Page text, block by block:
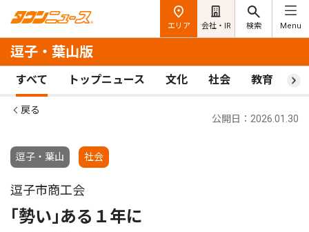
エリア 会社・IR 検索 Menu
逗子・葉山版
すべて トップニュース 文化 社会 教育 ス
戻る
逗子・葉山 社会
公開日：2026.01.30
逗子市商工会
｢勢い｣ある１年に